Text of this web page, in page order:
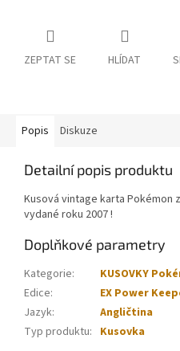
ZEPTAT SE HLÍDAT
Popis Diskuze
Detailní popis produktu
Kusová vintage karta Pokémon
vydané roku 2007 !
Doplňkové parametry
Kategorie:
KUSOVKY
Edice:
EX Power
Jazyk:
Angličtina
Typ produktu: Kusovka